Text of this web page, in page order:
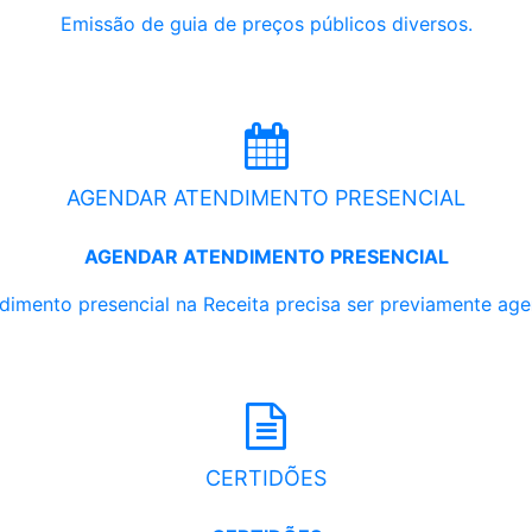
Emissão de guia de preços públicos diversos.
AGENDAR ATENDIMENTO PRESENCIAL
AGENDAR ATENDIMENTO PRESENCIAL
presencial na Receita precisa ser previamente
CERTIDÕES